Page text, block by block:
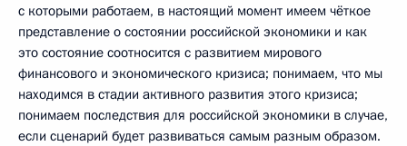
с которыми работаем, в настоящий момент имеем чёткое
представление о состоянии российской экономики и как
это состояние соотносится с развитием мирового
финансового и экономического кризиса; понимаем, что мы
находимся в стадии активного развития этого кризиса;
понимаем последствия для российской экономики в случае,
если сценарий будет развиваться самым разным образом.